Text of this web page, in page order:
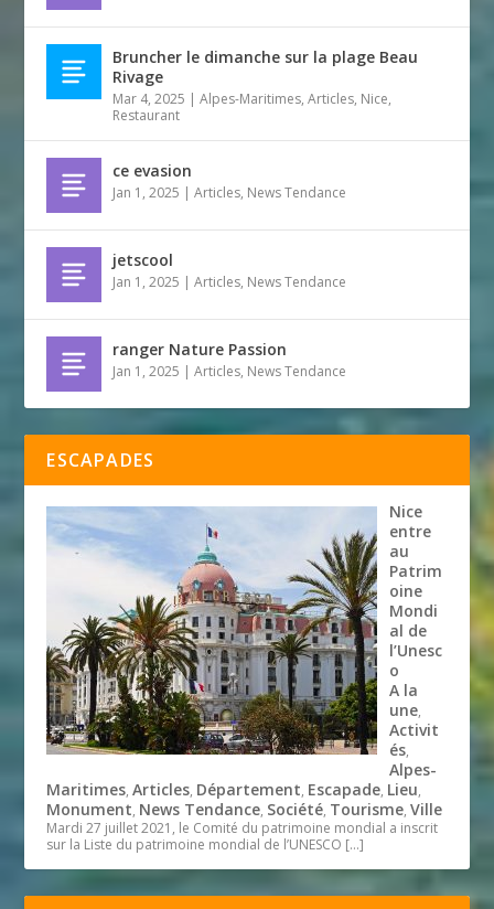
Bruncher le dimanche sur la plage Beau
Rivage
Mar 4, 2025 |Alpes-Maritimes,Articles, Nice,
Restaurant
ce evasion
Jan 1, 2025 |Articles, News Tendance
jetscool
Jan 1, 2025 |Articles, News Tendance
ranger Nature Passion
Jan 1, 2025 |Articles, News Tendance
ESCAPADES
Nice
entre
au
Patrim
oine
Mondi
al de
l’Unesc
o
A la
une,
Activit
és,
Alpes-
Maritimes,Articles, Département, Escapade, Lieu,
Monument, News Tendance, Société, Tourisme,Ville
Mardi 27 juillet 2021, le Comité du patrimoine mondial a inscrit
sur la Liste du patrimoine mondial de l’UNESCO […]